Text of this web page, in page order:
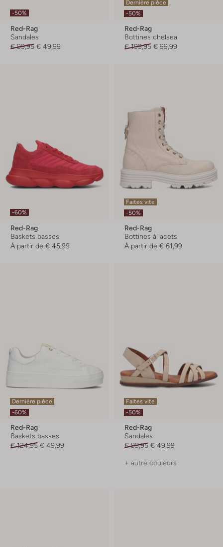
-50%
Red-Rag
Sandales
€ 99,95 € 49,99
Dernière pièce
-50%
Red-Rag
Bottines chelsea
€ 199,95 € 99,99
-60%
Red-Rag
Baskets basses
À partir de € 45,99
Faites vite
-50%
Red-Rag
Bottines à lacets
À partir de € 61,99
Dernière pièce
-60%
Red-Rag
Baskets basses
€ 124,95 € 49,99
Faites vite
-50%
Red-Rag
Sandales
€ 99,95 € 49,99
+ autre couleurs